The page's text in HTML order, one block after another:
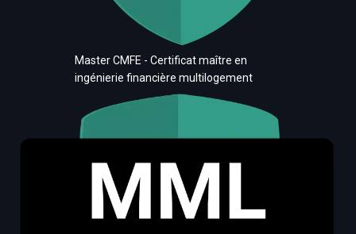
Master CMFE - Certificat maître en
ingénierie financière multilogement